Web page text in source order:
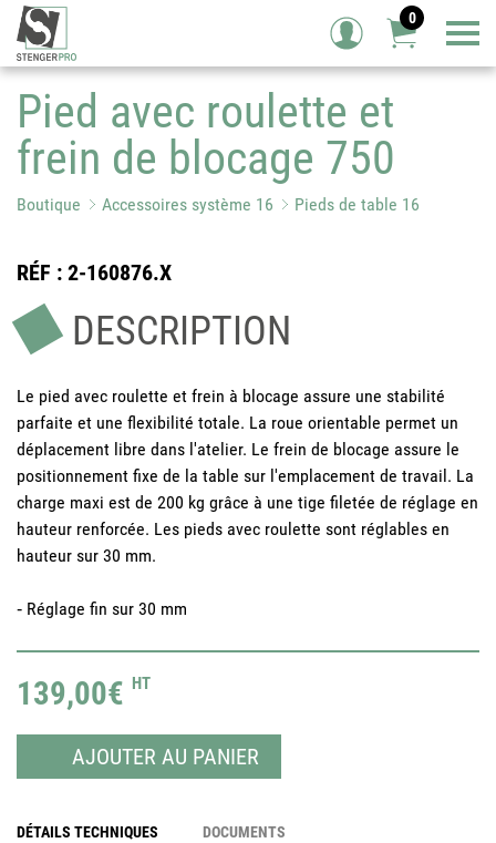
0
Pied avec roulette et
frein de blocage 750
Boutique Accessoires système 16 Pieds de table 16
RÉF : 2-160876.X
DESCRIPTION
Le pied avec roulette et frein à blocage assure une stabilité
parfaite et une flexibilité totale. La roue orientable permet un
déplacement libre dans l'atelier. Le frein de blocage assure le
positionnement fixe de la table sur l'emplacement de travail. La
charge maxi est de 200 kg grâce à une tige filetée de réglage en
hauteur renforcée. Les pieds avec roulette sont réglables en
hauteur sur 30 mm.
‐ Réglage fin sur 30 mm
139,00€ HT
AJOUTER AU PANIER
DÉTAILS TECHNIQUES DOCUMENTS